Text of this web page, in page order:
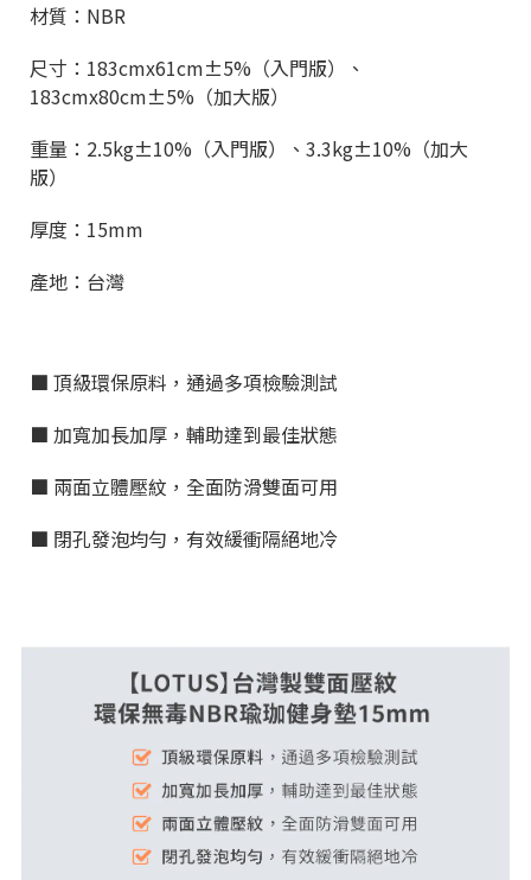
材質：NBR
尺寸：183cmx61cm±5%（入門版）、
183cmx80cm±5%（加大版）
重量：2.5kg±10%（入門版）、3.3kg±10%（加大
版）
厚度：15mm
產地：台灣
■ 頂級環保原料，通過多項檢驗測試
■ 加寬加長加厚，輔助達到最佳狀態
■ 兩面立體壓紋，全面防滑雙面可用
■ 閉孔發泡均勻，有效緩衝隔絕地冷